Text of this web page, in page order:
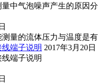
中气泡噪声产生的原因
量的流体压力与温度是
端子说明 2017年3月20日
端子说明